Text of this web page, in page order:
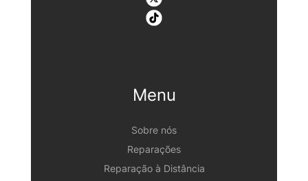
Menu
Sobre nós
Reparações
Reparação à Distância